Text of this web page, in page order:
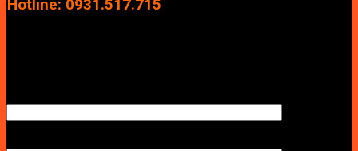
Hotline: 0931.517.715